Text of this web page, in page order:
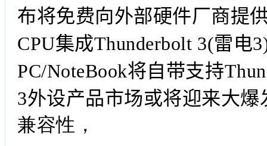
布将免费向外部硬件厂商提
CPU集成Thunderbolt 3(雷电
PC/NoteBook将自带支持
3外设产品市场或将迎来大爆
兼容性，